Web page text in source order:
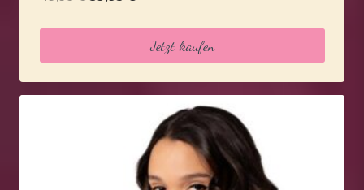
war:
ist:
39,95 €.
Jetzt kaufen